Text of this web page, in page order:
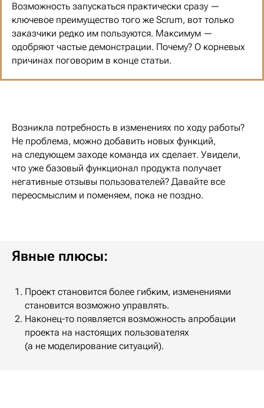
Возможность запускаться практически сразу —
ключевое преимущество того же Scrum, вот только
заказчики редко им пользуются. Максимум —
одобряют частые демонстрации. Почему? О корневых
причинах поговорим в конце статьи.
Возникла потребность в изменениях по ходу работы?
Не проблема, можно добавить новых функций,
на следующем заходе команда их сделает. Увидели,
что уже базовый функционал продукта получает
негативные отзывы пользователей? Давайте все
переосмыслим и поменяем, пока не поздно.
Явные плюсы:
Проект становится более гибким, изменениями
становится возможно управлять.
Наконец-то появляется возможность апробации
проекта на настоящих пользователях
(а не моделирование ситуаций).